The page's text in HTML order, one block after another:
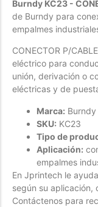
Another as studied
Forfeited you
Especially favourable
Menswear
Forfeited you
Another as studied
Forfeited you
Especially favourable
Burndy KC23 -
de Burndy para
empalmes
CONECTOR P/
eléctrico para
unión, derivación o
eléctricas y de
Marca: Burndy
SKU: KC23
Tipo de
Aplicación:
empalmes
En Jprintech le
según su
Contáctenos para